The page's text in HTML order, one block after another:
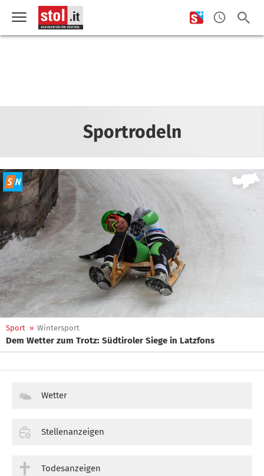
Sportrodeln
Sport » Wintersport
Dem Wetter zum Trotz: Südtiroler Siege in Latzfons
Wetter
Stellenanzeigen
Todesanzeigen